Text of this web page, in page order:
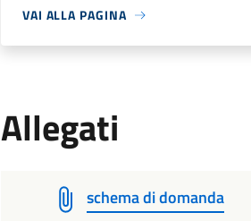
VAI ALLA PAGINA
Allegati
schema di domanda